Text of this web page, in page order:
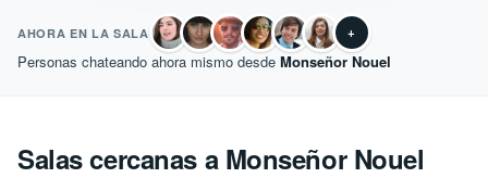
AHORA EN LA SALA +
Personas chateando ahora mismo desde Monseñor Nouel
Salas cercanas a Monseñor Nouel